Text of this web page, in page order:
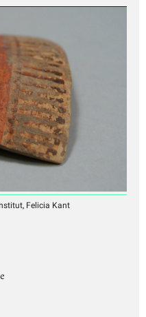
Felicia Kant